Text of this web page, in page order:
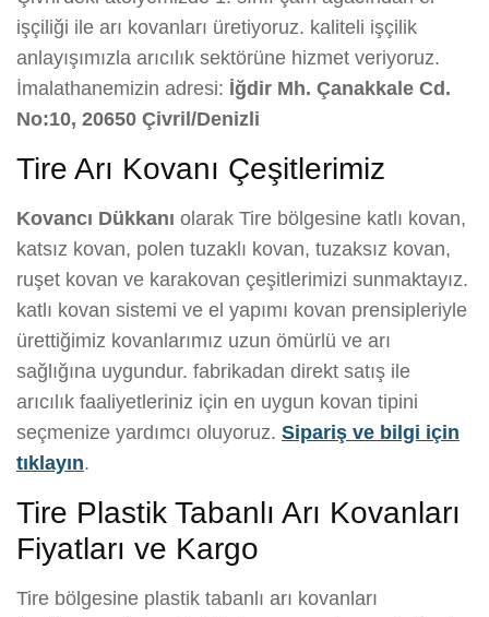
işçiliği ile arı kovanları üretiyoruz. kaliteli işçilik
anlayışımızla arıcılık sektörüne hizmet veriyoruz.
İmalathanemizin adresi: İğdir Mh. Çanakkale Cd.
No:10, 20650 Çivril/Denizli
Tire Arı Kovanı Çeşitlerimiz
Kovancı Dükkanı olarak Tire bölgesine katlı kovan,
katsız kovan, polen tuzaklı kovan, tuzaksız kovan,
ruşet kovan ve karakovan çeşitlerimizi sunmaktayız.
katlı kovan sistemi ve el yapımı kovan prensipleriyle
ürettiğimiz kovanlarımız uzun ömürlü ve arı
sağlığına uygundur. fabrikadan direkt satış ile
arıcılık faaliyetleriniz için en uygun kovan tipini
seçmenize yardımcı oluyoruz. Sipariş ve bilgi için
tıklayın.
Tire Plastik Tabanlı Arı Kovanları
Fiyatları ve Kargo
Tire bölgesine plastik tabanlı arı kovanları